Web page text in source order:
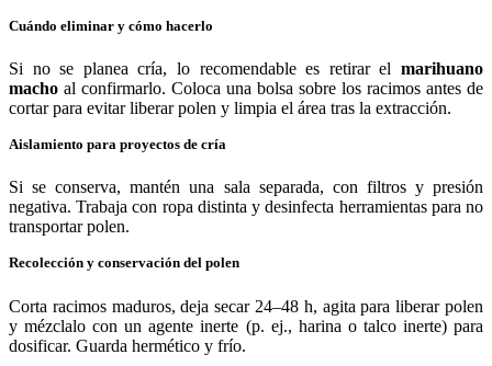
Cuándo eliminar y cómo hacerlo
Si no se planea cría, lo recomendable es retirar el marihuano
macho al confirmarlo. Coloca una bolsa sobre los racimos antes de
cortar para evitar liberar polen y limpia el área tras la extracción.
Aislamiento para proyectos de cría
Si se conserva, mantén una sala separada, con filtros y presión
negativa. Trabaja con ropa distinta y desinfecta herramientas para no
transportar polen.
Recolección y conservación del polen
Corta racimos maduros, deja secar 24–48 h, agita para liberar polen
y mézclalo con un agente inerte (p. ej., harina o talco inerte) para
dosificar. Guarda hermético y frío.